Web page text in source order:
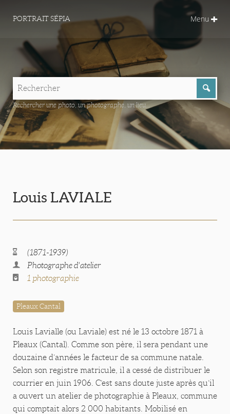
PORTRAIT SÉPIA Menu
Rechercher une photo, un photographe, un lieu...
Louis LAVIALE
(1871-1939)
Photographe d'atelier
1 photographie
Pleaux Cantal
Louis Lavialle (ou Laviale) est né le 13 octobre 1871 à
Pleaux (Cantal). Comme son père, il sera pendant une
douzaine d’années le facteur de sa commune natale.
Selon son registre matricule, il a cessé de distribuer le
courrier en juin 1906. C’est sans doute juste après qu’il
a ouvert un atelier de photographie à Pleaux, commune
qui comptait alors 2 000 habitants. Mobilisé en